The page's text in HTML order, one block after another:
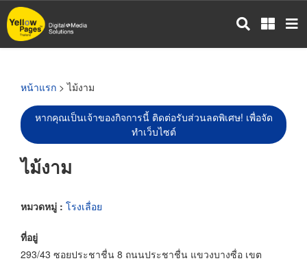
ข้าม
ไป
หน้าแรก > ไม้งาม
หากคุณเป็นเจ้าของกิจการนี้ ติดต่อรับส่วนลดพิเศษ! เพื่อจัด
ทำเว็บไซต์
ไม้งาม
หมวดหมู่ : โรงเลื่อย
ที่อยู่
293/43 ซอยประชาชื่น 8 ถนนประชาชื่น แขวงบางซื่อ เขต